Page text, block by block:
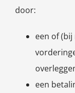
door:
een of
een